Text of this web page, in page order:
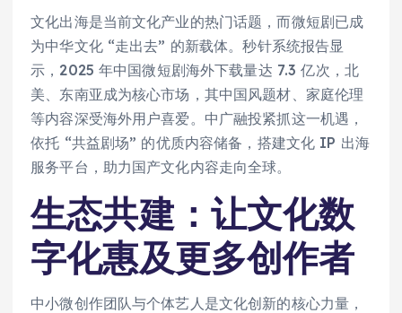
文化出海是当前文化产业的热门话题，而微短剧已成
为中华文化 “走出去” 的新载体。秒针系统报告显
示，2025 年中国微短剧海外下载量达 7.3 亿次，北
美、东南亚成为核心市场，其中国风题材、家庭伦理
等内容深受海外用户喜爱。中广融投紧抓这一机遇，
依托 “共益剧场” 的优质内容储备，搭建文化 IP 出海
服务平台，助力国产文化内容走向全球。
生态共建：让文化数
字化惠及更多创作者
中小微创作团队与个体艺人是文化创新的核心力量，